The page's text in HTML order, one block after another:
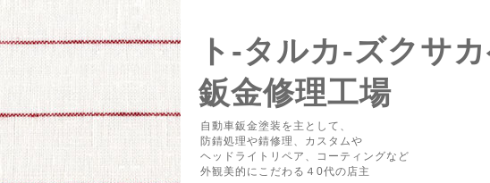
ト-タルカ-ズク
鈑金修理工場
自動車鈑金塗装を主として、
防錆処理や錆修理、カスタムや
ヘッドライトリペア、コーティングなど
外観美的にこだわる４0代の店主